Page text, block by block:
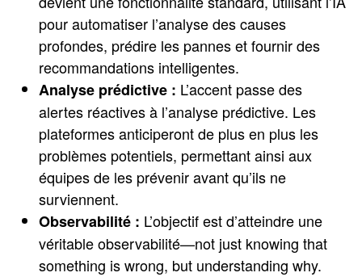
pour automatiser l’analyse des causes
profondes, prédire les pannes et fournir des
recommandations intelligentes.
Analyse prédictive : L’accent passe des
alertes réactives à l’analyse prédictive. Les
plateformes anticiperont de plus en plus les
problèmes potentiels, permettant ainsi aux
équipes de les prévenir avant qu’ils ne
surviennent.
Observabilité : L’objectif est d’atteindre une
véritable observabilité—not just knowing that
something is wrong, but understanding why.